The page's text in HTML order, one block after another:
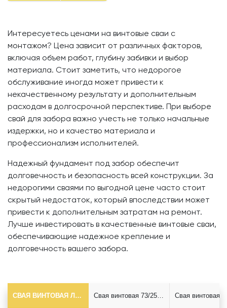
Интересуетесь ценами на винтовые сваи с
монтажом? Цена зависит от различных факторов,
включая объем работ, глубину забивки и выбор
материала. Стоит заметить, что недорогое
обслуживание иногда может привести к
некачественному результату и дополнительным
расходам в долгосрочной перспективе. При выборе
свай для забора важно учесть не только начальные
издержки, но и качество материала и
профессионализм исполнителей.
Надежный фундамент под забор обеспечит
долговечность и безопасность всей конструкции. За
недорогими сваями по выгодной цене часто стоит
скрытый недостаток, который впоследствии может
привести к дополнительным затратам на ремонт.
Лучше инвестировать в качественные винтовые сваи,
обеспечивающие надежное крепление и
долговечность вашего забора.
СВАЯ ВИНТОВАЯ ЛОПАСТНАЯ Ф73*5.5 Свая винтовая 73/250*2500